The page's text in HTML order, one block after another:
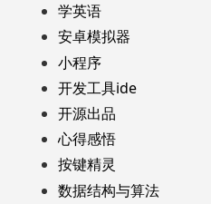
学英语
安卓模拟器
小程序
开发工具ide
开源出品
心得感悟
按键精灵
数据结构与算法